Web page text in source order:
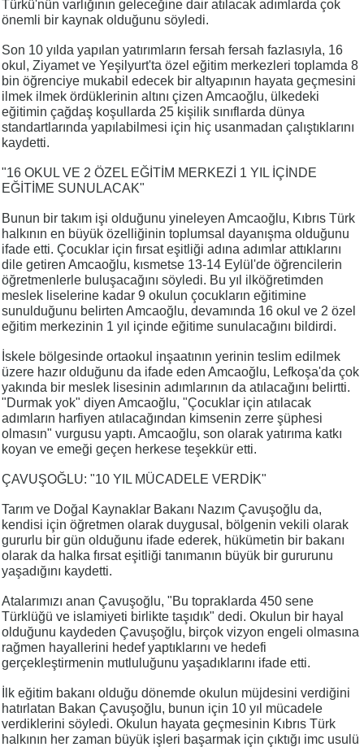
Türkü'nün varlığının geleceğine dair atılacak adımlarda çok
önemli bir kaynak olduğunu söyledi.
Son 10 yılda yapılan yatırımların fersah fersah fazlasıyla, 16
okul, Ziyamet ve Yeşilyurt'ta özel eğitim merkezleri toplamda 8
bin öğrenciye mukabil edecek bir altyapının hayata geçmesini
ilmek ilmek ördüklerinin altını çizen Amcaoğlu, ülkedeki
eğitimin çağdaş koşullarda 25 kişilik sınıflarda dünya
standartlarında yapılabilmesi için hiç usanmadan çalıştıklarını
kaydetti.
"16 OKUL VE 2 ÖZEL EĞİTİM MERKEZİ 1 YIL İÇİNDE
EĞİTİME SUNULACAK"
Bunun bir takım işi olduğunu yineleyen Amcaoğlu, Kıbrıs Türk
halkının en büyük özelliğinin toplumsal dayanışma olduğunu
ifade etti. Çocuklar için fırsat eşitliği adına adımlar attıklarını
dile getiren Amcaoğlu, kısmetse 13-14 Eylül'de öğrencilerin
öğretmenlerle buluşacağını söyledi. Bu yıl ilköğretimden
meslek liselerine kadar 9 okulun çocukların eğitimine
sunulduğunu belirten Amcaoğlu, devamında 16 okul ve 2 özel
eğitim merkezinin 1 yıl içinde eğitime sunulacağını bildirdi.
İskele bölgesinde ortaokul inşaatının yerinin teslim edilmek
üzere hazır olduğunu da ifade eden Amcaoğlu, Lefkoşa'da çok
yakında bir meslek lisesinin adımlarının da atılacağını belirtti.
"Durmak yok" diyen Amcaoğlu, "Çocuklar için atılacak
adımların harfiyen atılacağından kimsenin zerre şüphesi
olmasın" vurgusu yaptı. Amcaoğlu, son olarak yatırıma katkı
koyan ve emeği geçen herkese teşekkür etti.
ÇAVUŞOĞLU: "10 YIL MÜCADELE VERDİK"
Tarım ve Doğal Kaynaklar Bakanı Nazım Çavuşoğlu da,
kendisi için öğretmen olarak duygusal, bölgenin vekili olarak
gururlu bir gün olduğunu ifade ederek, hükümetin bir bakanı
olarak da halka fırsat eşitliği tanımanın büyük bir gururunu
yaşadığını kaydetti.
Atalarımızı anan Çavuşoğlu, "Bu topraklarda 450 sene
Türklüğü ve islamiyeti birlikte taşıdık" dedi. Okulun bir hayal
olduğunu kaydeden Çavuşoğlu, birçok vizyon engeli olmasına
rağmen hayallerini hedef yaptıklarını ve hedefi
gerçekleştirmenin mutluluğunu yaşadıklarını ifade etti.
İlk eğitim bakanı olduğu dönemde okulun müjdesini verdiğini
hatırlatan Bakan Çavuşoğlu, bunun için 10 yıl mücadele
verdiklerini söyledi. Okulun hayata geçmesinin Kıbrıs Türk
halkının her zaman büyük işleri başarmak için çıktığı imc usulü